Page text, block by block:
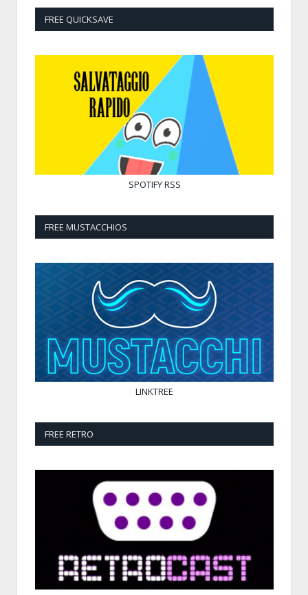
FREE QUICKSAVE
SPOTIFYRSS
FREE MUSTACCHIOS
LINKTREE
FREE RETRO